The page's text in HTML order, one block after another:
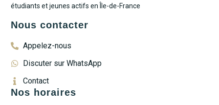
étudiants et jeunes actifs en Île-de-France
Nous contacter
Appelez-nous
Discuter sur WhatsApp
Contact
Nos horaires